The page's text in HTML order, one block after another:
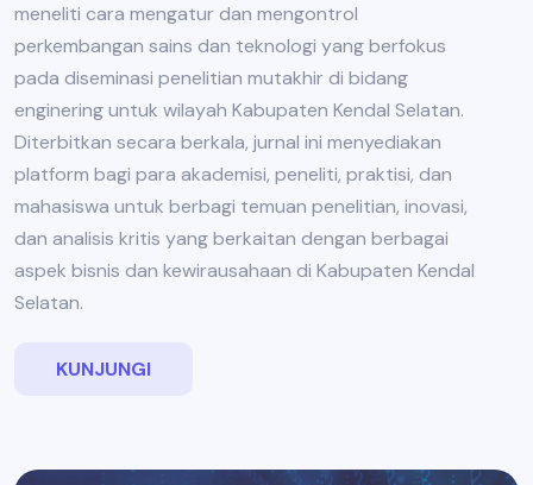
meneliti cara mengatur dan mengontrol
perkembangan sains dan teknologi yang berfokus
pada diseminasi penelitian mutakhir di bidang
enginering untuk wilayah Kabupaten Kendal Selatan.
Diterbitkan secara berkala, jurnal ini menyediakan
platform bagi para akademisi, peneliti, praktisi, dan
mahasiswa untuk berbagi temuan penelitian, inovasi,
dan analisis kritis yang berkaitan dengan berbagai
aspek bisnis dan kewirausahaan di Kabupaten Kendal
Selatan.
KUNJUNGI